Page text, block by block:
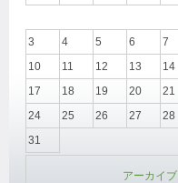
3
4 5 6 7
10
11 12 13 14
17
18 19 20 21
24
25 26 27 28
31
アーカイブ